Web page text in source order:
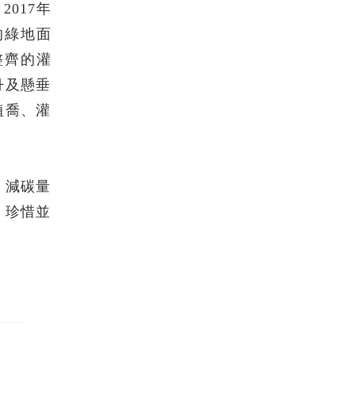
年
地面
的灌
及懸垂
、灌
減碳量
惜並